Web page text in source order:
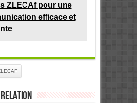
ZLECAf pour une
efficace et
relation